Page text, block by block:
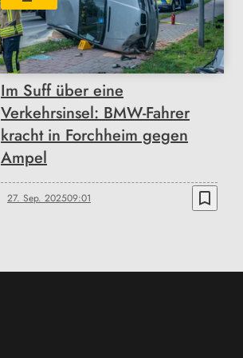
Im Suff über eine
Verkehrsinsel: BMW-Fahrer
kracht in Forchheim gegen
Ampel
27. Sep. 202509:01 bookmark_border